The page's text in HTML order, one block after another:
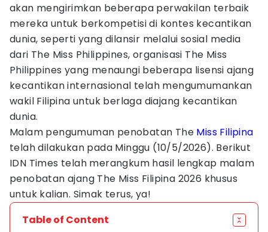
akan mengirimkan beberapa perwakilan terbaik
mereka untuk berkompetisi di kontes kecantikan
dunia, seperti yang dilansir melalui sosial media
dari The Miss Philippines, organisasi The Miss
Philippines yang menaungi beberapa lisensi ajang
kecantikan internasional telah mengumumankan
wakil Filipina untuk berlaga diajang kecantikan
dunia.
Malam pengumuman penobatan The Miss Filipina
telah dilakukan pada Minggu (10/5/2026). Berikut
IDN Times telah merangkum hasil lengkap malam
penobatan ajang The Miss Filipina 2026 khusus
untuk kalian. Simak terus, ya!
Table of Content